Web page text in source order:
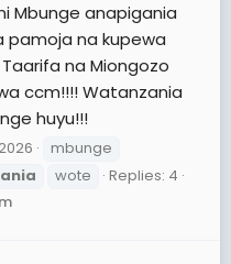
Mbunge anapigania
pamoja na kupewa
na Miongozo
ccm!!!! Watanzania
huyu!!!
mbunge
wote
Replies: 4